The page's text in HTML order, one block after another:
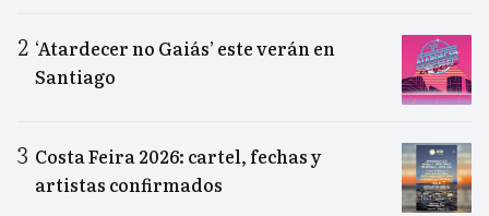
‘Atardecer no Gaiás’ este verán en
Santiago
Costa Feira 2026: cartel, fechas y
artistas confirmados